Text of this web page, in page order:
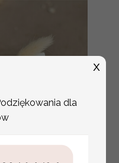
dla
X